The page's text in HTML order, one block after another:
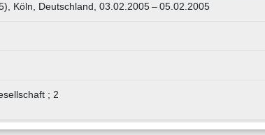
Köln, Deutschland, 03.02.2005 – 05.02.2005
; 2